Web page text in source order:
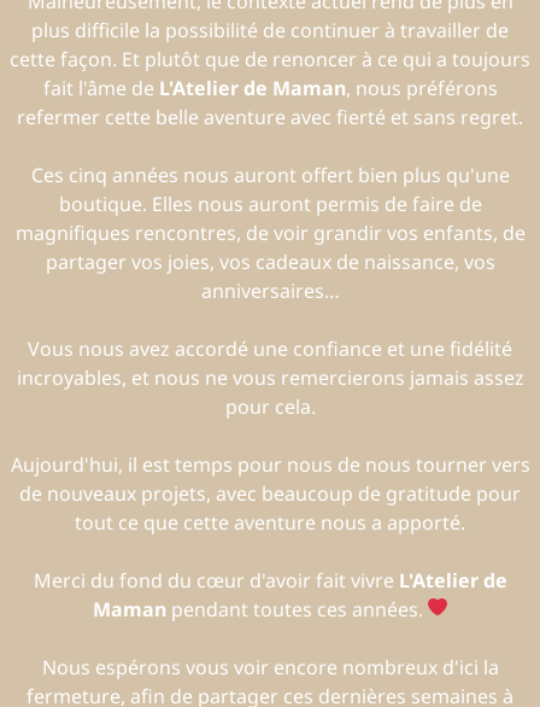
plus difficile la possibilité de continuer à travailler de
cette façon. Et plutôt que de renoncer à ce qui a toujours
fait l'âme de L'Atelier de Maman, nous préférons
refermer cette belle aventure avec fierté et sans regret.
Ces cinq années nous auront offert bien plus qu'une
boutique. Elles nous auront permis de faire de
magnifiques rencontres, de voir grandir vos enfants, de
partager vos joies, vos cadeaux de naissance, vos
anniversaires…
Vous nous avez accordé une confiance et une fidélité
incroyables, et nous ne vous remercierons jamais assez
pour cela.
Aujourd'hui, il est temps pour nous de nous tourner vers
de nouveaux projets, avec beaucoup de gratitude pour
tout ce que cette aventure nous a apporté.
Merci du fond du cœur d'avoir fait vivre L'Atelier de
Maman pendant toutes ces années.
Nous espérons vous voir encore nombreux d'ici la
fermeture, afin de partager ces dernières semaines à